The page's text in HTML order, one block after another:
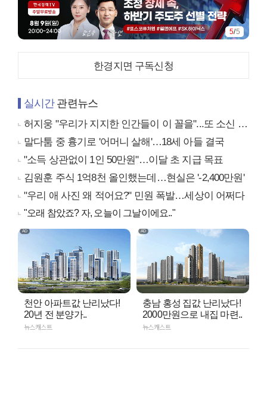
5/5
한경지면 구독신청
실시간관련뉴스
허지웅 "우리가 지지한 인간들이 이 꼴을"...또 소신 발언
말다툼 중 흉기로 '어머니 살해'…18세 아들 결국
"소득 상관없이 1인 50만원"…이달 초 지급 목표
김원훈 주식 1억8천 올인했는데…현실은 '-2,400만원'
"우리 애 사진 왜 적어요?" 민원 폭발…세상이 어쩌다
"오래 참았죠? 자, 오늘이 그날이에요.."
천안 아파트값 난리났다!
20년 전 분양가..
뉴스캐스트
충남 홍성 집값 난리났다!
2000만원으로 내집 마련..
뉴스캐스트